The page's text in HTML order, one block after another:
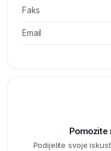
Faks
Email
Pomozite
Podijelite svoje